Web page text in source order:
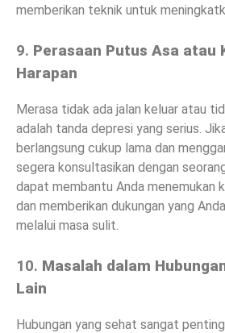
memberikan teknik untuk
9. Perasaan Putus Asa atau
Harapan
Merasa tidak ada jalan keluar atau
adalah tanda depresi yang serius.
berlangsung cukup lama dan
segera konsultasikan dengan
dapat membantu Anda menemukan
dan memberikan dukungan yang
melalui masa sulit.
10. Masalah dalam
Lain
Hubungan yang sehat sangat